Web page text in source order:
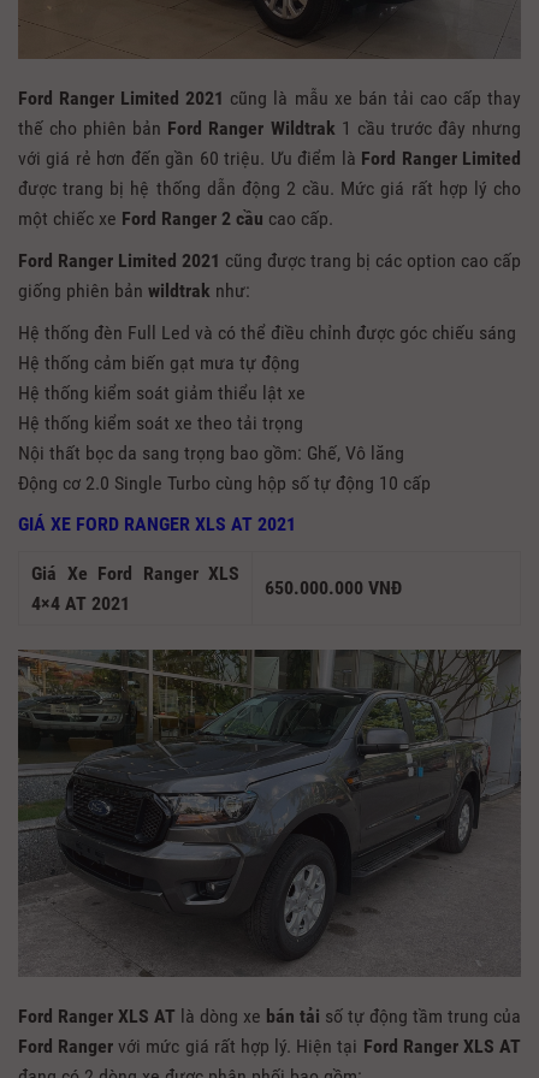
Ford Ranger Limited 2021 cũng là mẫu xe bán tải cao cấp thay
thế cho phiên bản Ford Ranger Wildtrak 1 cầu trước đây nhưng
với giá rẻ hơn đến gần 60 triệu. Ưu điểm là Ford Ranger Limited
được trang bị hệ thống dẫn động 2 cầu. Mức giá rất hợp lý cho
một chiếc xe Ford Ranger 2 cầu cao cấp.
Ford Ranger Limited 2021 cũng được trang bị các option cao cấp
giống phiên bản wildtrak như:
Hệ thống đèn Full Led và có thể điều chỉnh được góc chiếu sáng
Hệ thống cảm biến gạt mưa tự động
Hệ thống kiểm soát giảm thiểu lật xe
Hệ thống kiểm soát xe theo tải trọng
Nội thất bọc da sang trọng bao gồm: Ghế, Vô lăng
Động cơ 2.0 Single Turbo cùng hộp số tự động 10 cấp
GIÁ XE FORD RANGER XLS AT 2021
Giá Xe Ford Ranger XLS
4×4 AT 2021
650.000.000 VNĐ
Ford Ranger XLS AT là dòng xe bán tải số tự động tầm trung của
Ford Ranger với mức giá rất hợp lý. Hiện tại Ford Ranger XLS AT